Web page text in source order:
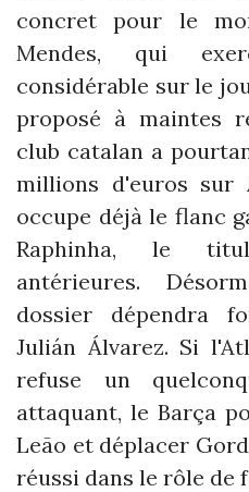
concret pour le
Mendes, qui
considérable sur le
proposé à maintes
club catalan a
millions d'euros sur
occupe déjà le flanc
Raphinha, le
antérieures.
dossier dépendra
Julián Álvarez. Si
refuse un
attaquant, le Barça
Leão et déplacer
réussi dans le rôle de